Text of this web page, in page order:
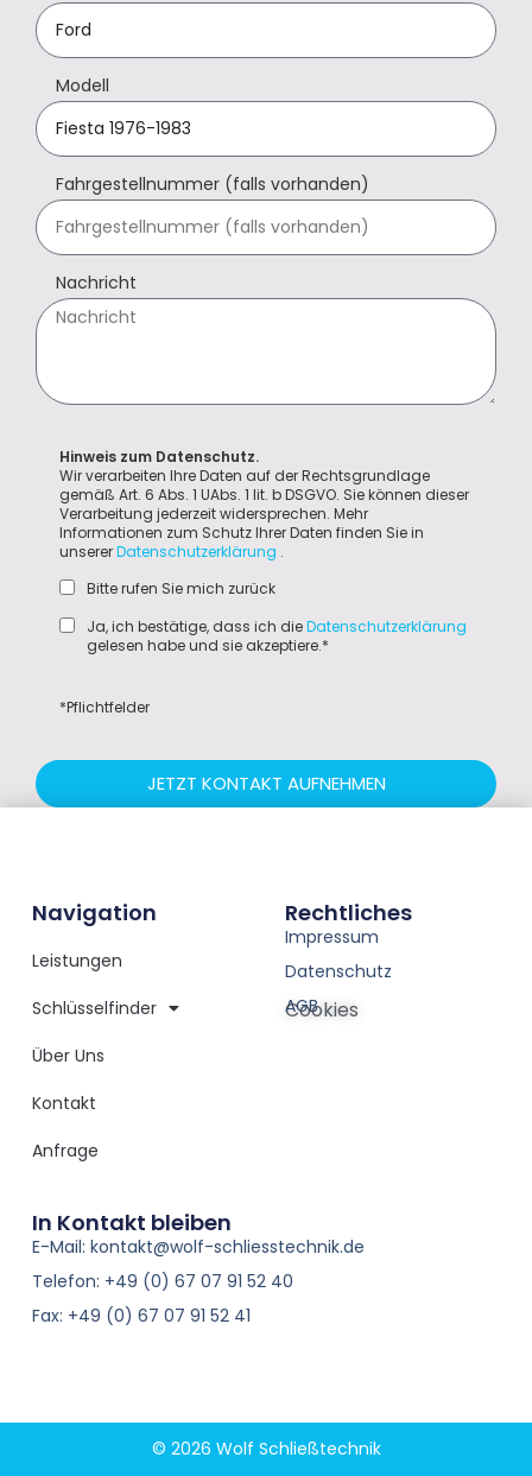
Modell
Fahrgestellnummer (falls vorhanden)
Nachricht
Hinweis zum Datenschutz.
Wir verarbeiten Ihre Daten auf der Rechtsgrundlage
gemäß Art. 6 Abs. 1 UAbs. 1 lit. b DSGVO. Sie können dieser
Verarbeitung jederzeit widersprechen. Mehr
Informationen zum Schutz Ihrer Daten finden Sie in
unsererDatenschutzerklärung .
Bitte rufen Sie mich zurück
Ja, ich bestätige, dass ich dieDatenschutzerklärung
gelesen habe und sie akzeptiere.*
*Pflichtfelder
JETZT KONTAKT AUFNEHMEN
In Kontakt bleiben
E-Mail: kontakt@wolf-schliesstechnik.de
Telefon: +49 (0) 67 07 91 52 40
Fax: +49 (0) 67 07 91 52 41
Navigation
Leistungen
Schlüsselfinder
Über Uns
Kontakt
Anfrage
Rechtliches
Impressum
Datenschutz
AGB
Cookies
© 2026 Wolf Schließtechnik